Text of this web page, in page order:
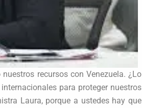
recursos con Venezuela. ¿Lo
para proteger nuestros
Laura, porque a ustedes hay que